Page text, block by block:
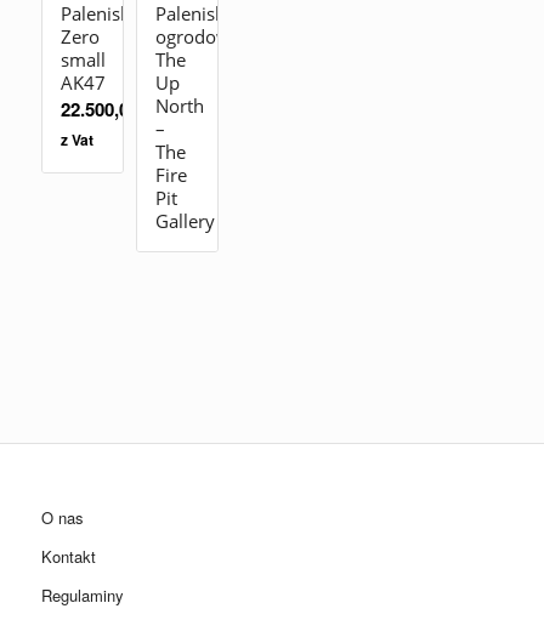
Palenisko
Zero
small
AK47
22.500,00
z Vat
Palenisko
ogrodowe
The
Up
North
–
The
Fire
Pit
Gallery
O nas
Kontakt
Regulaminy